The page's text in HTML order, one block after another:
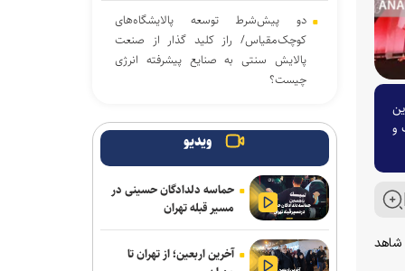
و
شاهد
دو پیش‌شرط توسعه پالایشگاه‌های
کوچک‌مقیاس/ راز کلید گذار از صنعت
پالایش سنتی به صنایع پیشرفته انرژی
چیست؟
شکست آمریکا در میدان اقتصاد / آینده
بازار جهانی غذا به سرنوشت تنش‌های
دیپلماسی همسایگی در تراز عالی؛ میزبانی
سفارت ایران در اسلام‌آباد از ۶ وزیر کابینه
پاکستان
ویدیو
حماسه دلدادگان حسینی در
مسیر قبله تهران
آخرین اربعین؛ از تهران تا